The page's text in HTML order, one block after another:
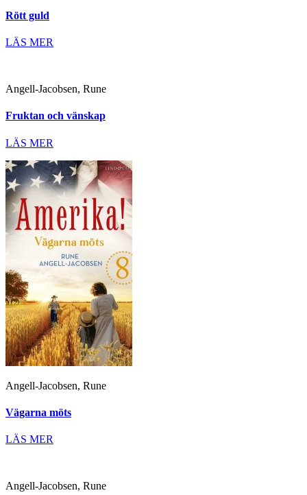
Rött guld
LÄS MER
Angell-Jacobsen, Rune
Fruktan och vänskap
LÄS MER
Angell-Jacobsen, Rune
Vägarna möts
LÄS MER
Angell-Jacobsen, Rune